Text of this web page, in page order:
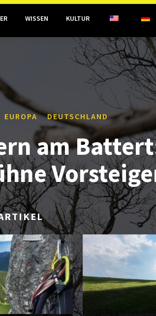
WISSEN KULTUR
EUROPA DEUTSCHLAND
am